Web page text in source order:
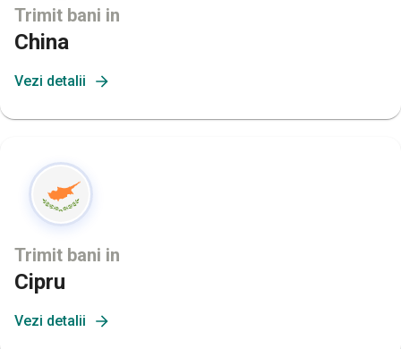
Trimit bani in
China
Vezi detalii
Trimit bani in
Cipru
Vezi detalii